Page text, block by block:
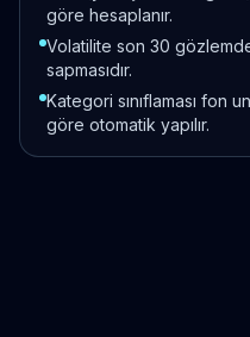
göre hesaplanır.
Volatilite son 30
sapmasıdır.
Kategori sınıflaması fon
göre otomatik yapılır.